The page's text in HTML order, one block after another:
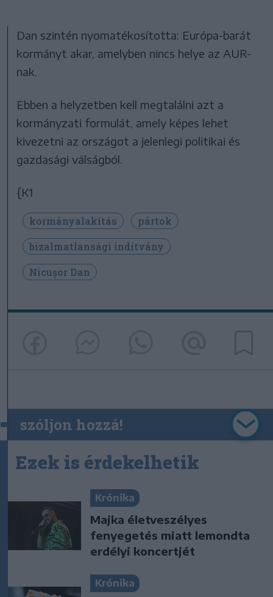
Dan szintén nyomatékosította: Európa-barát
kormányt akar, amelyben nincs helye az AUR-
nak.
Ebben a helyzetben kell megtalálni azt a
kormányzati formulát, amely képes lehet
kivezetni az országot a jelenlegi politikai és
gazdasági válságból.
{K1
kormányalakítás
pártok
bizalmatlansági indítvány
Nicușor Dan
szóljon hozzá!
Ezek is érdekelhetik
Krónika
Majka életveszélyes
fenyegetés miatt lemondta
erdélyi koncertjét
Krónika